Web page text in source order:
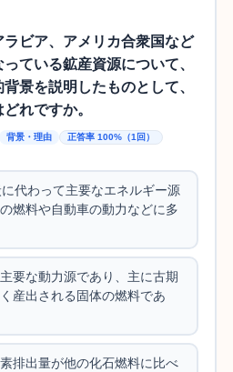
ラビア、アメリカ合衆国など
ている鉱産資源について、
景を説明したものとして、
れですか。
背景・理由
正答率 100%（1回）
代わって主要なエネルギー源
燃料や自動車の動力などに多
要な動力源であり、主に古期
産出される固体の燃料であ
排出量が他の化石燃料に比べ